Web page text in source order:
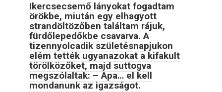
Ikercsecsemő lányokat fogadtam
örökbe, miután egy elhagyott
strandöltözőben találtam rájuk,
fürdőlepedőkbe csavarva. A
tizennyolcadik születésnapjukon
elém tették ugyanazokat a kifakult
törölközőket, majd suttogva
megszólaltak: – Apa… el kell
mondanunk az igazságot.